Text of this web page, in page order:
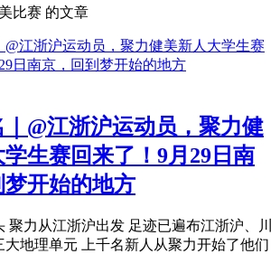
比赛 的文章
@江浙沪运动员，聚力健
生赛回来了！9月29日南
梦开始的地方
聚力从江浙沪出发 足迹已遍布江浙沪、川
大地理单元 上千名新人从聚力开始了他们